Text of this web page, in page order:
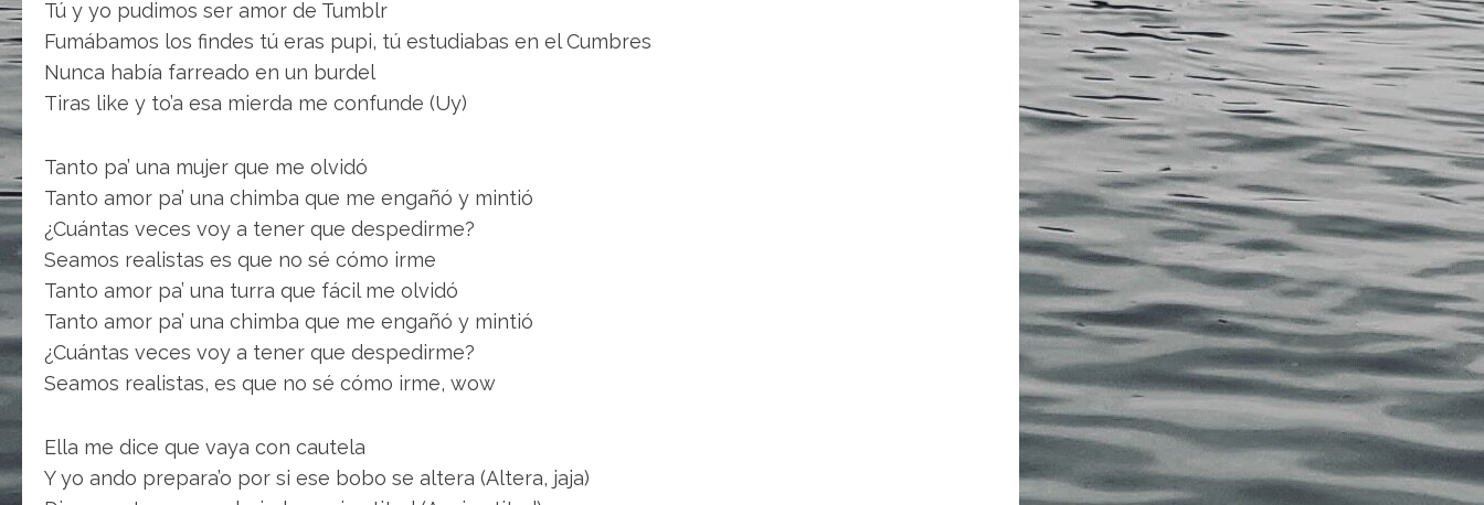
Tú y yo pudimos ser amor de Tumblr
Fumábamos los findes tú eras pupi, tú estudiabas en el Cumbres
Nunca había farreado en un burdel
Tiras like y to’a esa mierda me confunde (Uy)
Tanto pa’ una mujer que me olvidó
Tanto amor pa’ una chimba que me engañó y mintió
¿Cuántas veces voy a tener que despedirme?
Seamos realistas es que no sé cómo irme
Tanto amor pa’ una turra que fácil me olvidó
Tanto amor pa’ una chimba que me engañó y mintió
¿Cuántas veces voy a tener que despedirme?
Seamos realistas, es que no sé cómo irme, wow
Ella me dice que vaya con cautela
Y yo ando prepara’o por si ese bobo se altera (Altera, jaja)